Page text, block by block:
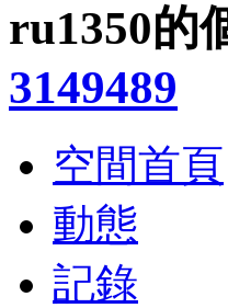
ru1350的
3149489
空間首頁
動態
記錄